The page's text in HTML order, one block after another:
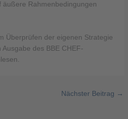
äußere Rahmenbedingungen
Überprüfen der eigenen Strategie
des BBE CHEF-
Nächster Beitrag →